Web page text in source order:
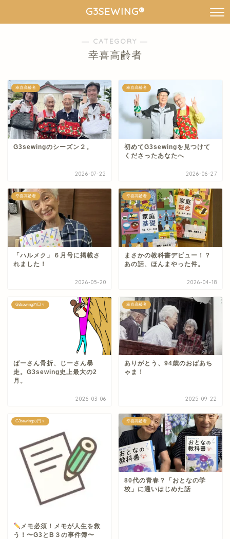
G3SEWING®︎
― CATEGORY ―
幸喜高齢者
幸喜高齢者
G3sewingのシーズン２。
2026-07-22
幸喜高齢者
初めてG3sewingを見つけて
くださったあなたへ
2026-06-27
幸喜高齢者
「ハルメク」６月号に掲載さ
れました！
2026-05-20
幸喜高齢者
まさかの教科書デビュー！？
あの話、ほんまやった件。
2026-04-18
G3sewingの日々
ばーさん骨折、じーさん暴
走。G3sewing史上最大の2
月。
2026-03-06
幸喜高齢者
ありがとう、94歳のおばあち
ゃま！
2025-09-22
G3sewingの日々
メモ必須！メモが人生を救
う！〜G3とB３の事件簿〜
幸喜高齢者
80代の青春？「おとなの学
校」に通いはじめた話